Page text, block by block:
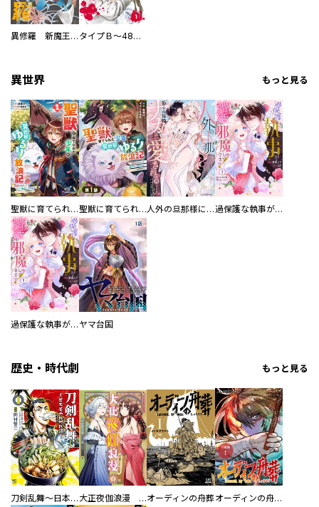
異修羅 新魔王戦争 タイプＢ～48時間後、致死率100％～【単話】
異世界 もっと見る
聖獣に育てられた少年の異世界ゆるり放浪記～神様からもらったチート魔法で、仲間たちとスローライフを満喫中～ 聖獣に育てられた少年の異世界ゆるり放浪記～神様からもらったチート魔法で、仲間たちとスローライフを満喫中～【分冊版】 人外の旦那様に娶られ毎晩ナカまで愛される…。アンソロジー 過保護な執事が私の婚活を邪魔してきます！ 分冊版
過保護な執事が私の婚活を邪魔してきます！ ヤマ台国
歴史・時代劇 もっと見る
刀剣乱舞～日本号つれづれ酒～ 大正夜伽浪漫 －金曜日の花嫁—オーディンの舟葬 オーディンの舟葬 分冊版